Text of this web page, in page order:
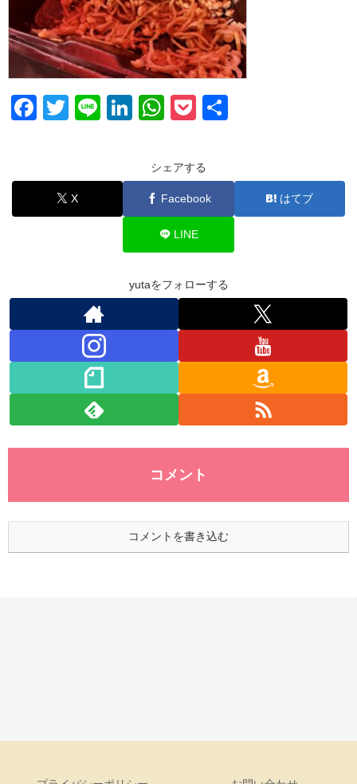
F
e
b
T
er
Li
Li
e
dI
W
at
s
A
p
p
P
ck
et
シェアする
X Facebook はてブ
LINE
yutaをフォローする
コメント
コメントを書き込む